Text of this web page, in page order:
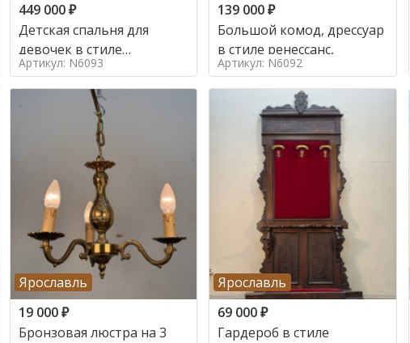
449 000₽
Детская спальня для
девочек в стиле
итальянского барокко в
стиле
Артикул: N6093
139 000₽
Большой комод, дрессуар
в стиле ренессанс,
Артикул: N6092
Ярославль
19 000₽
Бронзовая люстра на 3
Ярославль
69 000₽
Гардероб в стиле